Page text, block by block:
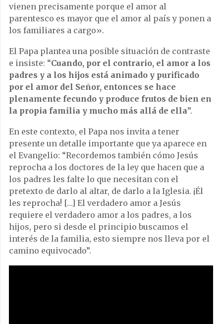
vienen precisamente porque el amor al
parentesco es mayor que el amor al país y ponen a
los familiares a cargo».
El Papa plantea una posible situación de contraste
e insiste: “Cuando, por el contrario, el amor a los
padres y a los hijos está animado y purificado
por el amor del Señor, entonces se hace
plenamente fecundo y produce frutos de bien en
la propia familia y mucho más allá de ella”.
En este contexto, el Papa nos invita a tener
presente un detalle importante que ya aparece en
el Evangelio: “Recordemos también cómo Jesús
reprocha a los doctores de la ley que hacen que a
los padres les falte lo que necesitan con el
pretexto de darlo al altar, de darlo a la Iglesia. ¡Él
les reprocha! […] El verdadero amor a Jesús
requiere el verdadero amor a los padres, a los
hijos, pero si desde el principio buscamos el
interés de la familia, esto siempre nos lleva por el
camino equivocado”.